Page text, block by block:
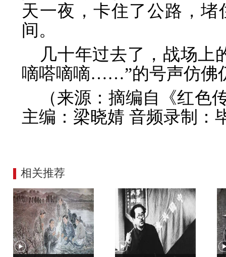
天一夜，卡住了公路，
间。
几十年过去了，战场上
嘀嗒嘀嘀……”的号声仿佛
（来源：摘编自《红色
主编：梁晓婧 音频录制：
相关推荐